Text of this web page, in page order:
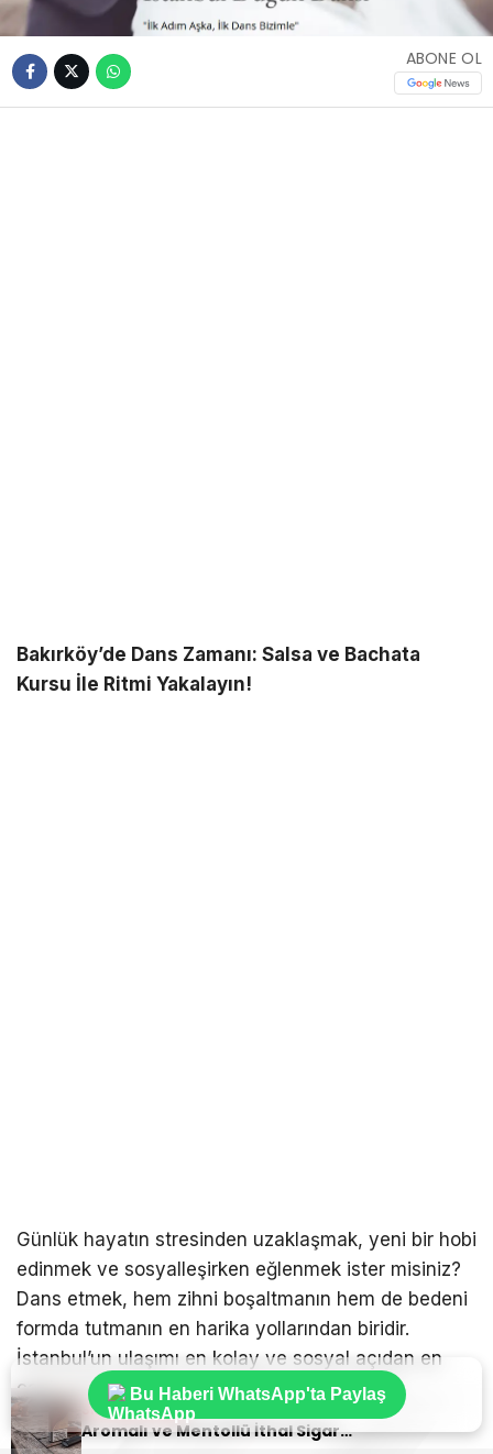
ABONE OL
Bakırköy’de Dans Zamanı: Salsa ve Bachata
Kursu İle Ritmi Yakalayın!
Günlük hayatın stresinden uzaklaşmak, yeni bir hobi
edinmek ve sosyalleşirken eğlenmek ister misiniz?
Dans etmek, hem zihni boşaltmanın hem de bedeni
formda tutmanın en harika yollarından biridir.
İstanbul’un ulaşımı en kolay ve sosyal açıdan en
canlı semtlerinden biri olan Bakırköy, dansa
başlamak isteyenler için birbirinden güzel fırsatlar
sunuyor. özellikle Latin danslarına ilgi duyuyorsanız,
Sıradaki Haber
Aromalı ve Mentollü İthal Sigara Tercihlerinde Oris Markası
Bu Haberi WhatsApp'ta Paylaş